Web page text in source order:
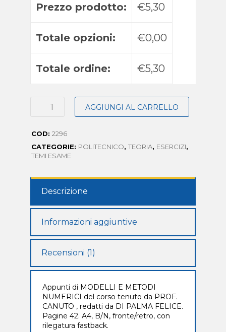
Prezzo prodotto: €5,30
Totale opzioni: €0,00
Totale ordine: €5,30
AGGIUNGI AL CARRELLO
COD: 2296
CATEGORIE: POLITECNICO, TEORIA, ESERCIZI,
TEMI ESAME
Descrizione
Informazioni aggiuntive
Recensioni (1)
Appunti di MODELLI E METODI
NUMERICI del corso tenuto da PROF.
CANUTO , redatti da DI PALMA FELICE.
Pagine 42. A4, B/N, fronte/retro, con
rilegatura fastback.